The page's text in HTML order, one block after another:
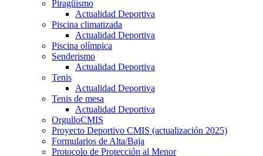
Piragüismo
Actualidad Deportiva
Piscina climatizada
Actualidad Deportiva
Piscina olímpica
Senderismo
Actualidad Deportiva
Tenis
Actualidad Deportiva
Tenis de mesa
Actualidad Deportiva
OrgulloCMIS
Proyecto Deportivo CMIS (actualización 2025)
Formularios de Alta/Baja
Protocolo de Protección al Menor